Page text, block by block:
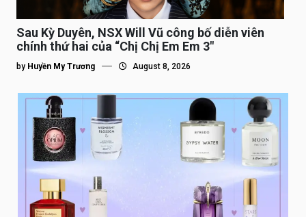
Sau Kỳ Duyên, NSX Will Vũ công bố diễn viên
chính thứ hai của “Chị Chị Em Em 3″
by Huyền My Trương August 8, 2026